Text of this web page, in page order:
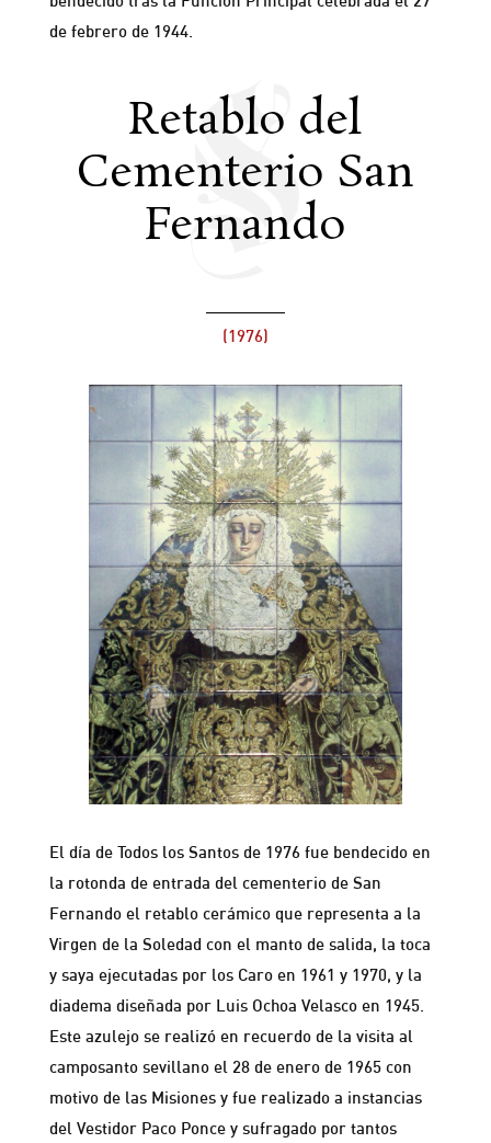
de febrero de 1944.
Retablo del
Cementerio San
Fernando
(1976)
El día de Todos los Santos de 1976 fue bendecido en
la rotonda de entrada del cementerio de San
Fernando el retablo cerámico que representa a la
Virgen de la Soledad con el manto de salida, la toca
y saya ejecutadas por los Caro en 1961 y 1970, y la
diadema diseñada por Luis Ochoa Velasco en 1945.
Este azulejo se realizó en recuerdo de la visita al
camposanto sevillano el 28 de enero de 1965 con
motivo de las Misiones y fue realizado a instancias
del Vestidor Paco Ponce y sufragado por tantos